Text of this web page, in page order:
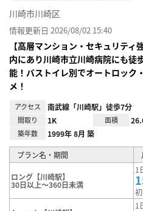
川崎市川崎区
情報更新日 2026/08/02 15:40
【高層マンション・セキュリテ
内にあり川崎市立川崎病院にも徒
能！バストイレ別でオートロック
メ！
アクセス 南武線「川崎駅」徒歩7分
間取り 1K 面積
築年数 1999年 8月 築
プラン名・期間
ロング【川崎駅】
30日以上～360日未満
1
1